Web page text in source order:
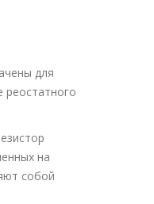
для
реостатного
на
собой